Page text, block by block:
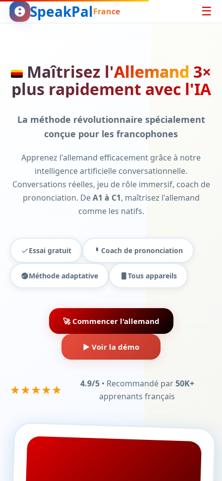
SpeakPalFrance ☰
Maîtrisez l'Allemand 3×
plus rapidement avec l'IA
La méthode révolutionnaire spécialement
conçue pour les francophones
Apprenez l'allemand efficacement grâce à notre
intelligence artificielle conversationnelle.
Conversations réelles, jeu de rôle immersif, coach de
prononciation. DeA1 à C1, maîtrisez l'allemand
comme les natifs.
Essai gratuit Coach de prononciation
Méthode adaptative Tous appareils
🚀 Commencer l'allemand
▶️ Voir la démo
★★★★★ 4.9/5• Recommandé par50K+
apprenants français